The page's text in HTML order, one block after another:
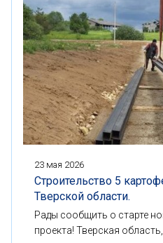
23 мая 2026
Строительство 5
Тверской области.
Рады сообщить о старте
проекта! Тверская